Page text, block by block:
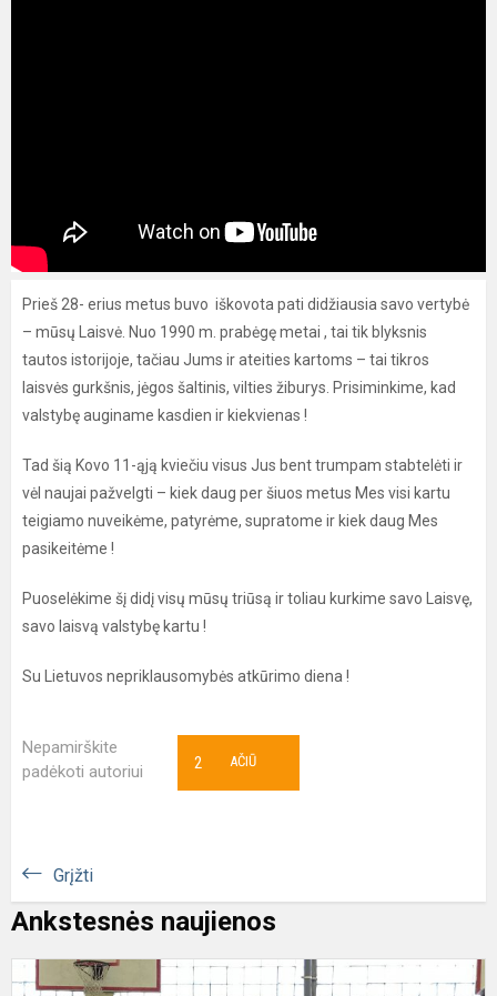
Prieš 28- erius metus buvo iškovota pati didžiausia savo vertybė
– mūsų Laisvė. Nuo 1990 m. prabėgę metai , tai tik blyksnis
tautos istorijoje, tačiau Jums ir ateities kartoms – tai tikros
laisvės gurkšnis, jėgos šaltinis, vilties žiburys. Prisiminkime, kad
valstybę auginame kasdien ir kiekvienas !
Tad šią Kovo 11-ąją kviečiu visus Jus bent trumpam stabtelėti ir
vėl naujai pažvelgti – kiek daug per šiuos metus Mes visi kartu
teigiamo nuveikėme, patyrėme, supratome ir kiek daug Mes
pasikeitėme !
Puoselėkime šį didį visų mūsų triūsą ir toliau kurkime savo Laisvę,
savo laisvą valstybę kartu !
Su Lietuvos nepriklausomybės atkūrimo diena !
Nepamirškite
padėkoti autoriui
AČIŪ
2
Grįžti
Ankstesnės naujienos